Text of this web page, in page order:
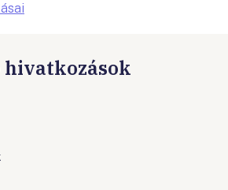
hivatkozások